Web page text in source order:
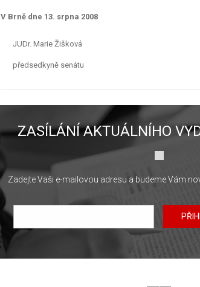
V Brně dne 13. srpna 2008
JUDr. Marie Žišková
předsedkyně senátu
ZASÍLÁNÍ AKTUÁLNÍHO
Zadejte Vaši e-mailovou adresu a budeme Vám